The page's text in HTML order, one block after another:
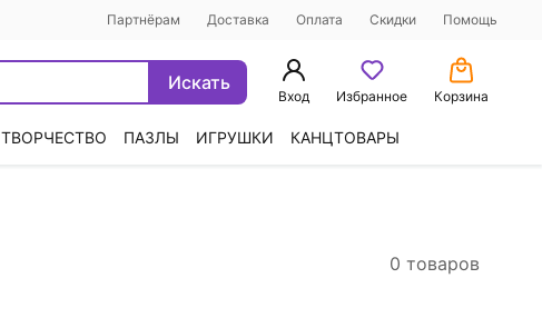
Партнёрам Доставка Оплата Скидки Помощь
Искать
Вход Избранное Корзина
ТВОРЧЕСТВО ПАЗЛЫ ИГРУШКИ КАНЦТОВАРЫ
0 товаров